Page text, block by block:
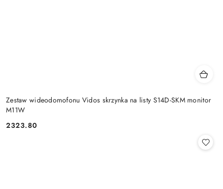
Zestaw wideodomofonu Vidos skrzynka na listy S14D-SKM monitor
M11W
Cena:
2323.80